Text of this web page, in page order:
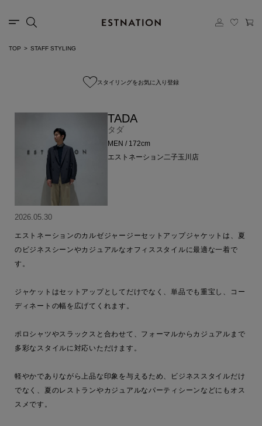
TOP STAFF STYLING
スタイリングをお気に入り登録
TADA
タダ
MEN / 172cm
エストネーション二子玉川店
2026.05.30
エストネーションのカルゼジャージーセットアップジャケットは、夏
のビジネスシーンやカジュアルなオフィススタイルに最適な一着で
す。
ジャケットはセットアップとしてだけでなく、単品でも重宝し、コー
ディネートの幅を広げてくれます。
ポロシャツやスラックスと合わせて、フォーマルからカジュアルまで
多彩なスタイルに対応いただけます。
軽やかでありながら上品な印象を与えるため、ビジネススタイルだけ
でなく、夏のレストランやカジュアルなパーティシーンなどにもオス
スメです。